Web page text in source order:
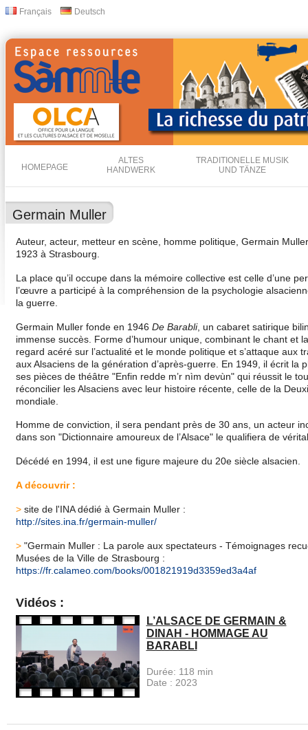
Français Deutsch
HOMEPAGE
ALTES
HANDWERK
TRADITIONELLE MUSIK
UND TÄNZE
Germain Muller
Auteur, acteur, metteur en scène, homme politique, Germain
1923 à Strasbourg.
La place qu’il occupe dans la mémoire collective est celle d’une
l’œuvre a participé à la compréhension de la psychologie
la guerre.
Germain Muller fonde en 1946 De Barabli, un cabaret satirique
immense succès. Forme d’humour unique, combinant le chant et
regard acéré sur l’actualité et le monde politique et s’attaque aux
aux Alsaciens de la génération d’après-guerre. En 1949, il écrit la
ses pièces de théâtre "Enfin redde m’r nìm devùn" qui réussit le
réconcilier les Alsaciens avec leur histoire récente, celle de la
mondiale.
Homme de conviction, il sera pendant près de 30 ans, un acteur
dans son "Dictionnaire amoureux de l’Alsace" le qualifiera de
Décédé en 1994, il est une figure majeure du 20e siècle alsacien.
A découvrir :
>site de l'INA dédié à Germain Muller :
http://sites.ina.fr/germain-muller/
>"Germain Muller : La parole aux spectateurs - Témoignages
Musées de la Ville de Strasbourg :
https://fr.calameo.com/books/001821919d3359ed3a4af
Vidéos :
L’ALSACE DE GERMAIN &
DINAH - HOMMAGE AU
BARABLI
Durée: 118 min
Date : 2023